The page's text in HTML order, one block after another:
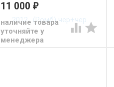
Чехлы из экокожи Автопилот
для Форд Куга 2 с 2012
11 000 ₽
наличие товара
уточняйте у
менеджера
